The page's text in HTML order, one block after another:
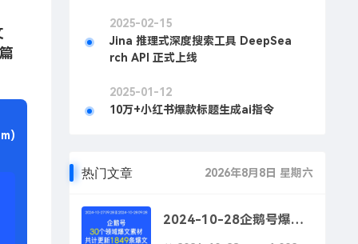
2025-02-15
Jina 推理式深度搜索工具 DeepSea
rch API 正式上线
2025-01-12
10万+小红书爆款标题生成ai指令
热门文章 2026年8月8日 星期六
2024-10-28企鹅号爆款文案素材-企鹅号看点快报用户互动提升方法